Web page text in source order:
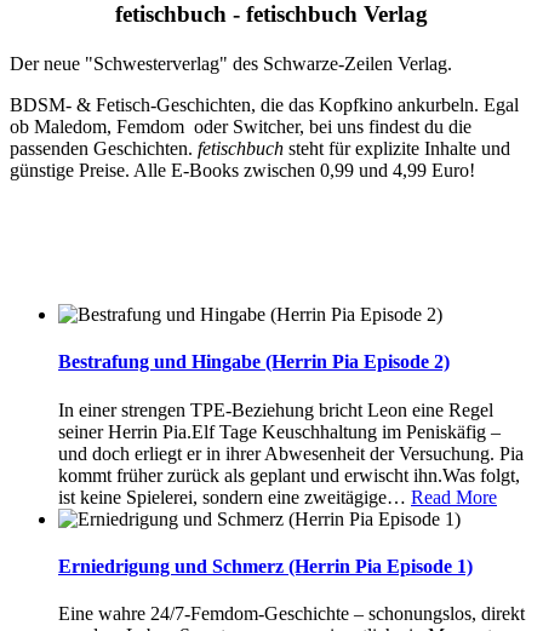
fetischbuch - fetischbuch Verlag
Der neue "Schwesterverlag" des Schwarze-Zeilen Verlag.
BDSM- & Fetisch-Geschichten, die das Kopfkino ankurbeln. Egal
ob Maledom, Femdom oder Switcher, bei uns findest du die
passenden Geschichten. fetischbuch steht für explizite Inhalte und
günstige Preise. Alle E-Books zwischen 0,99 und 4,99 Euro!
Bestrafung und Hingabe (Herrin Pia Episode 2)
In einer strengen TPE-Beziehung bricht Leon eine Regel
seiner Herrin Pia.Elf Tage Keuschhaltung im Peniskäfig –
und doch erliegt er in ihrer Abwesenheit der Versuchung. Pia
kommt früher zurück als geplant und erwischt ihn.Was folgt,
ist keine Spielerei, sondern eine zweitägige… Read More
Erniedrigung und Schmerz (Herrin Pia Episode 1)
Eine wahre 24/7-Femdom-Geschichte – schonungslos, direkt